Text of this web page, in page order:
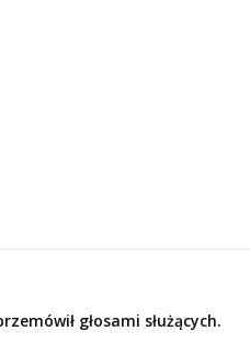
głosami służących.